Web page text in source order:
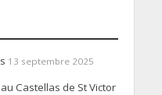
13 septembre 2025
Castellas de St Victor